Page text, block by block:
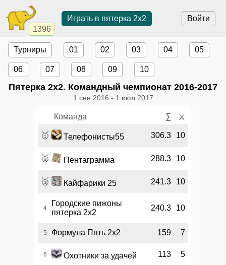
1396
Войти
Играть в пятерка 2x2
Турниры 01 02 03 04 05
06 07 08 09 10
Пятерка 2x2. Командный чемпионат 2016-2017
1 сен 2016 - 1 июл 2017
Команда ∑ ⚔
🥇 Телефонисты55 306.3 10
🥈 Пентаграмма 288.3 10
🥉 Кайфарики 25 241.3 10
4
Городские пижоны
пятерка 2х2
240.3 10
5 Формула Пять 2х2 159 7
6 Охотники за удачей 113 5